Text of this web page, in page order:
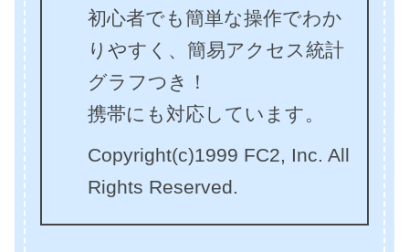
初心者でも簡単な操作でわか
りやすく、簡易アクセス統計
グラフつき！
携帯にも対応しています。
Copyright(c)1999 FC2, Inc. All
Rights Reserved.